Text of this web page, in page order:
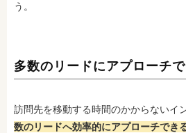
う。
多数のリードにアプローチ
訪問先を移動する時間のかからないイ
数のリードへ効率的にアプローチでき